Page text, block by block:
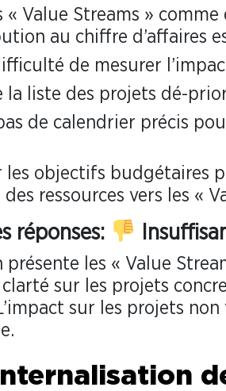
« Value Streams »
au chiffre d’affaires
de mesurer
liste des projets dé-
de calendrier précis
les objectifs budgétaires
ressources vers les «
réponses:
présente les « Value
sur les projets
sur les projets